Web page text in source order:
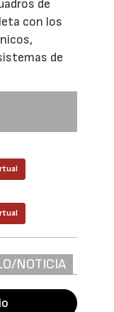
de
con los
de
NOTICIA